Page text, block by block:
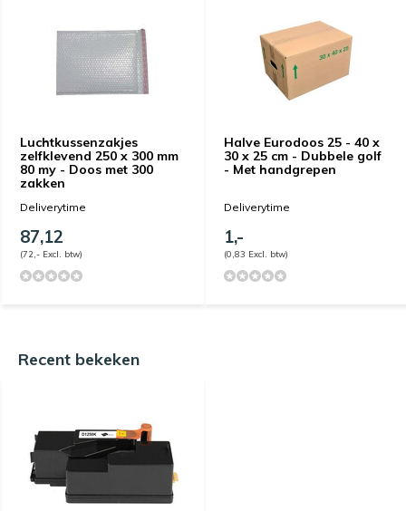
Luchtkussenzakjes
zelfklevend 250 x 300 mm
80 my - Doos met 300
zakken
Deliverytime
87,12
(72,- Excl. btw)
Halve Eurodoos 25 - 40 x
30 x 25 cm - Dubbele golf
- Met handgrepen
Deliverytime
1,-
(0,83 Excl. btw)
Recent bekeken